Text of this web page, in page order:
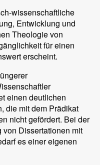
wissenschaftliche
Entwicklung und
Theologie von
für einen
erscheint.
einen deutlichen
die mit dem Prädikat
nicht gefördert. Bei der
Dissertationen mit
es einer eigenen